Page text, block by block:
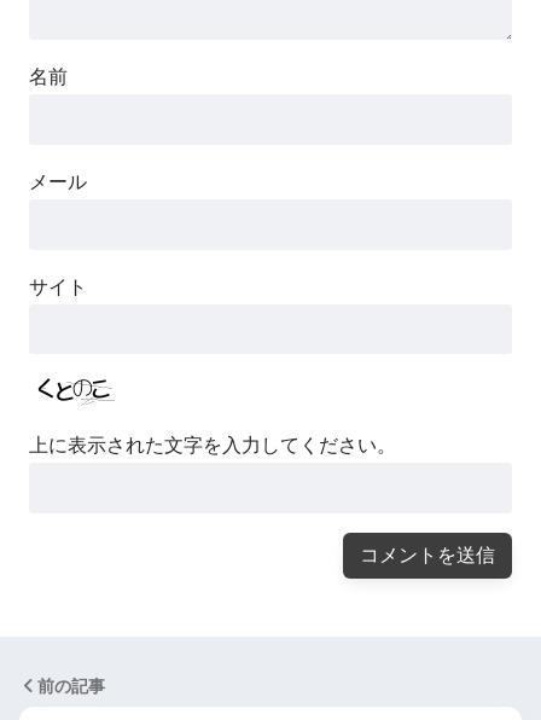
名前
メール
サイト
上に表示された文字を入力してください。
前の記事